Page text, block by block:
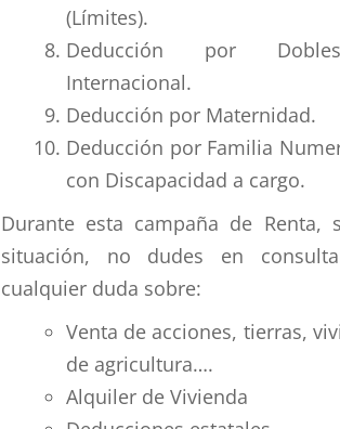
(Límites).
Deducción por
Internacional.
Deducción por Maternidad.
Deducción por Familia
con Discapacidad a cargo.
Durante esta campaña de Renta,
situación, no dudes en
cualquier duda sobre:
Venta de acciones, tierras,
de agricultura….
Alquiler de Vivienda